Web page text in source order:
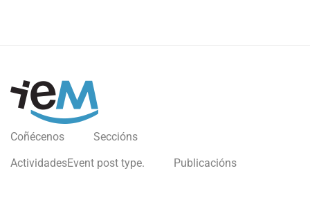
Coñécenos
Seccións
ActividadesEvent post type. Publicacións